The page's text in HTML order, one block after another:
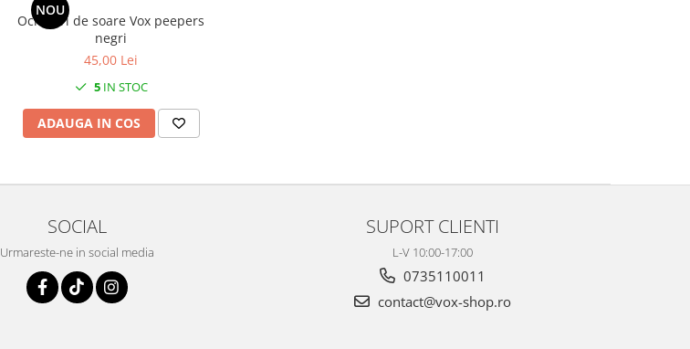
NOU
Ochelari de soare Vox peepers
negri
45,00 Lei
5IN STOC
ADAUGA IN COS
SOCIAL
Urmareste-ne in social media
SUPORT CLIENTI
L-V 10:00-17:00
0735110011
contact@vox-shop.ro